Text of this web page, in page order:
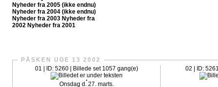
Nyheder fra 2005 (ikke endnu)
Nyheder fra 2004 (ikke endnu)
Nyheder fra 2003 Nyheder fra
2002 Nyheder fra 2001
PÅSKEN UGE 13 2002
01 | ID: 5260 | Billede set 1057 gang(e)
Onsdag d. 27. marts.
02 | ID: